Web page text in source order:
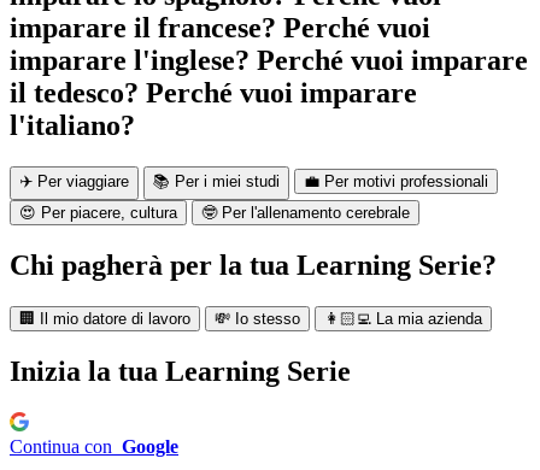
imparare il francese? Perché vuoi
imparare l'inglese? Perché vuoi imparare
il tedesco? Perché vuoi imparare
l'italiano?
✈️ Per viaggiare 📚 Per i miei studi
💼 Per motivi professionali
😍 Per piacere, cultura
🤓 Per l'allenamento cerebrale
Chi pagherà per la tua Learning Serie?
🏢 Il mio datore di lavoro 💸 Io stesso 👩🏻‍💻 La mia azienda
Inizia la tua Learning Serie
Continua con Google